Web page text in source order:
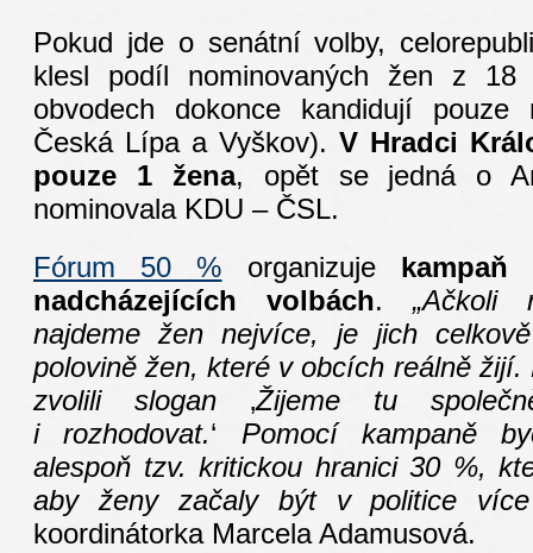
Pokud jde o senátní volby,
klesl podíl nominovaných žen z
obvodech dokonce kandidují
Česká Lípa a Vyškov). V Hradci
pouze 1 žena, opět se jedná o
nominovala KDU – ČSL.
Fórum 50 % organizuje
nadcházejících volbách. „Ačkoli
najdeme žen nejvíce, je jich
polovině žen, které v obcích reálně
zvolili slogan ‚Žijeme tu
i rozhodovat.‘ Pomocí kampaně
alespoň tzv. kritickou hranici 30 %,
aby ženy začaly být v politice
koordinátorka Marcela Adamusová.